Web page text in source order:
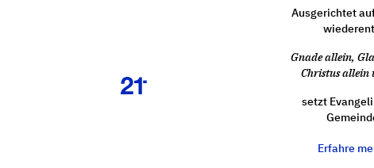
Ausgerichtet
Gnade allein,
Christus allein
setzt
Erfahre